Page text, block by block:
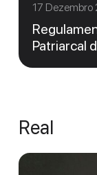
17
Patriarcal
Real